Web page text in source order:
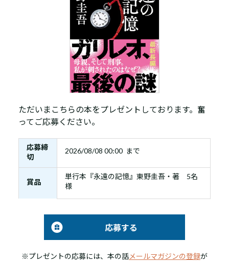
ただいまこちらの本をプレゼントしております。奮
ってご応募ください。
応募締
切
2026/08/08 00:00 まで
賞品
単行本『永遠の記憶』東野圭吾・著 5名
様
応募する
※プレゼントの応募には、本の話メールマガジンの登録が